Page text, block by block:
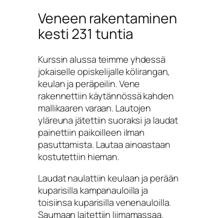
Veneen rakentaminen
kesti 231 tuntia
Kurssin alussa teimme yhdessä
jokaiselle opiskelijalle kölirangan,
keulan ja peräpeilin. Vene
rakennettiin käytännössä kahden
mallikaaren varaan. Lautojen
yläreuna jätettiin suoraksi ja laudat
painettiin paikoilleen ilman
pasuttamista. Lautaa ainoastaan
kostutettiin hieman.
Laudat naulattiin keulaan ja perään
kuparisilla kampanauloilla ja
toisiinsa kuparisilla venenauloilla.
Saumaan laitettiin liimamassaa.